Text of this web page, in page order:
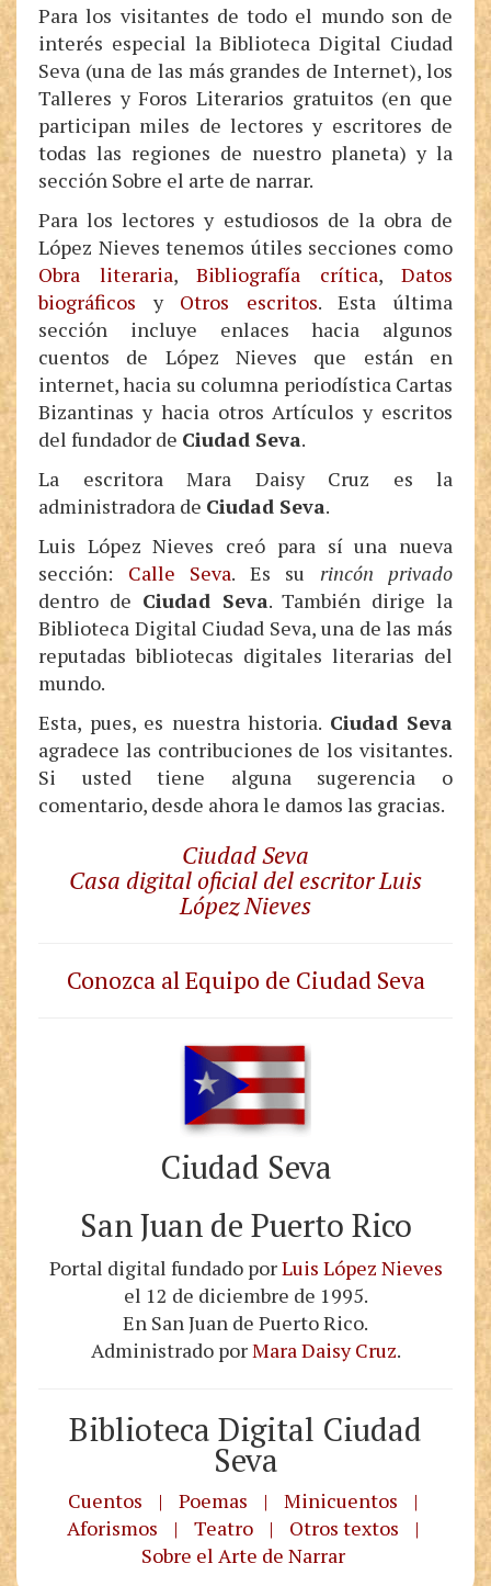
Para los visitantes de todo el mundo son de
interés especial la Biblioteca Digital Ciudad
Seva (una de las más grandes de Internet), los
Talleres y Foros Literarios gratuitos (en que
participan miles de lectores y escritores de
todas las regiones de nuestro planeta) y la
sección Sobre el arte de narrar.
Para los lectores y estudiosos de la obra de
López Nieves tenemos útiles secciones como
Obra literaria, Bibliografía crítica, Datos
biográficos y Otros escritos. Esta última
sección incluye enlaces hacia algunos
cuentos de López Nieves que están en
internet, hacia su columna periodística Cartas
Bizantinas y hacia otros Artículos y escritos
del fundador de Ciudad Seva.
La escritora Mara Daisy Cruz es la
administradora de Ciudad Seva.
Luis López Nieves creó para sí una nueva
sección: Calle Seva. Es su rincón privado
dentro de Ciudad Seva. También dirige la
Biblioteca Digital Ciudad Seva, una de las más
reputadas bibliotecas digitales literarias del
mundo.
Esta, pues, es nuestra historia. Ciudad Seva
agradece las contribuciones de los visitantes.
Si usted tiene alguna sugerencia o
comentario, desde ahora le damos las gracias.
Ciudad Seva
Casa digital oficial del escritor Luis
López Nieves
Conozca al Equipo de Ciudad Seva
Ciudad Seva
San Juan de Puerto Rico
Portal digital fundado porLuis López Nieves
el 12 de diciembre de 1995.
En San Juan de Puerto Rico.
Administrado porMara Daisy Cruz.
Biblioteca Digital Ciudad
Seva
Cuentos | Poemas | Minicuentos
|
Aforismos
| Teatro | Otros textos
|
Sobre el Arte de Narrar